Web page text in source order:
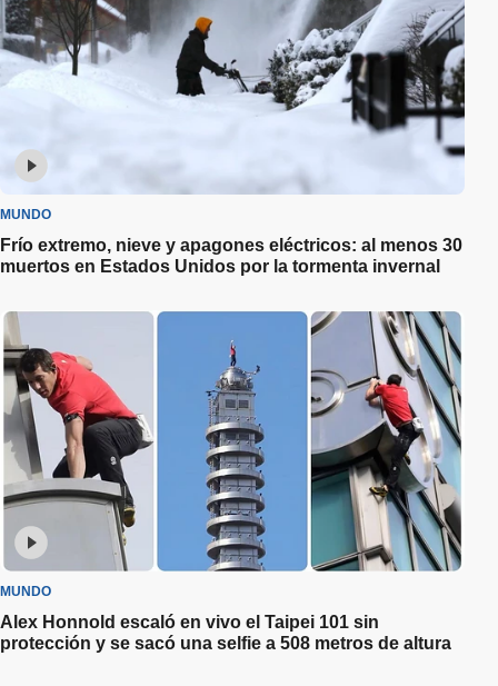
MUNDO
Frío extremo, nieve y apagones eléctricos: al menos 30
muertos en Estados Unidos por la tormenta invernal
MUNDO
Alex Honnold escaló en vivo el Taipei 101 sin
protección y se sacó una selfie a 508 metros de altura